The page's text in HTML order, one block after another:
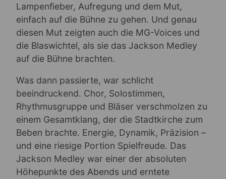
Lampenfieber, Aufregung und dem Mut,
einfach auf die Bühne zu gehen. Und genau
diesen Mut zeigten auch die MG-Voices und
die Blaswichtel, als sie das Jackson Medley
auf die Bühne brachten.
Was dann passierte, war schlicht
beeindruckend. Chor, Solostimmen,
Rhythmusgruppe und Bläser verschmolzen zu
einem Gesamtklang, der die Stadtkirche zum
Beben brachte. Energie, Dynamik, Präzision –
und eine riesige Portion Spielfreude. Das
Jackson Medley war einer der absoluten
Höhepunkte des Abends und erntete